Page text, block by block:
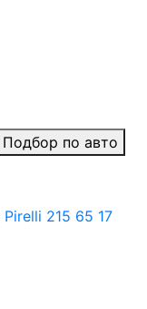
Подбор по авто
Pirelli 215 65 17